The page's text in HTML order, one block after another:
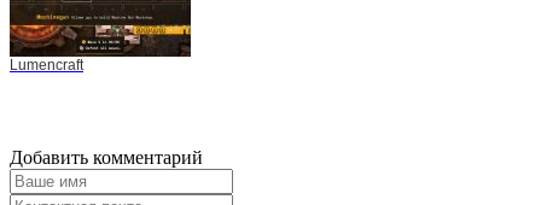
Lumencraft
Добавить комментарий